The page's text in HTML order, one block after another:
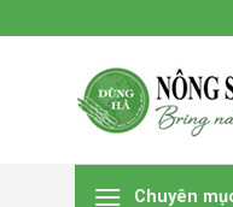
đến
Chuyên